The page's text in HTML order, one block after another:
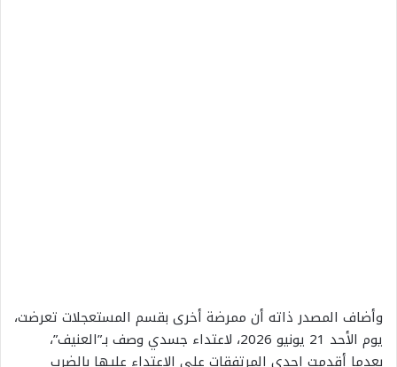
وأضاف المصدر ذاته أن ممرضة أخرى بقسم المستعجلات تعرضت،
يوم الأحد 21 يونيو 2026، لاعتداء جسدي وصف بـ”العنيف”،
بعدما أقدمت إحدى المرتفقات على الاعتداء عليها بالضرب